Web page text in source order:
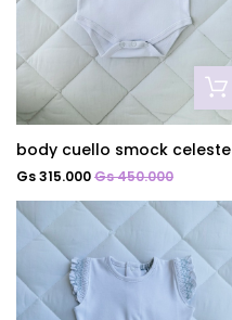
body cuello smock celeste
Gs 315.000Gs 450.000